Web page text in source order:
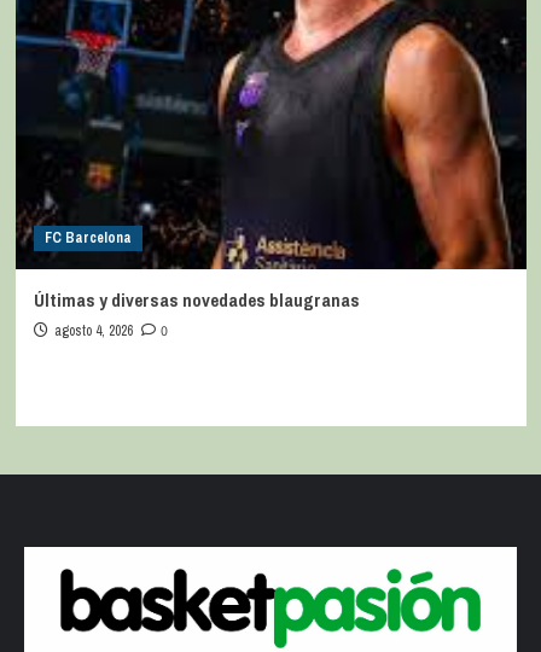
FC Barcelona
Últimas y diversas novedades blaugranas
agosto 4, 2026 0